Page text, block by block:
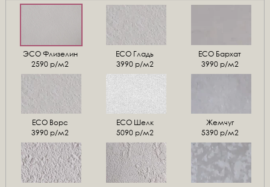
ЭСО Флизелин
2590 р/м2
ЕСО Гладь
3990 р/м2
ECO Бархат
3990 р/м2
ЕСО Ворс
3990 р/м2
ЕСО Шелк
5090 р/м2
Жемчуг
5390 р/м2